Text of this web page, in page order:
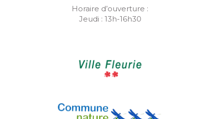
Horaire d’ouverture :
Jeudi : 13h-16h30